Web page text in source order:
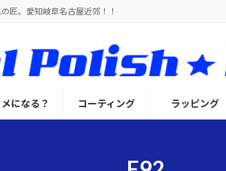
匠。愛知岐阜名古屋近郊！！
になる？ コーティング ラッピング